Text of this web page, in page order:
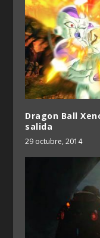
Dragon Ball
salida
29 octubre, 2014